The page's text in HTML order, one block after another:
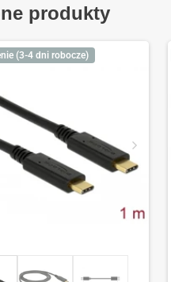
produkty
(3-4 dni robocze)